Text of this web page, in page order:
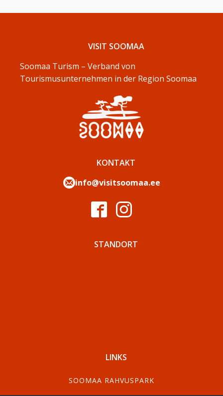
VISIT SOOMAA
Soomaa Turism – Verband von
Tourismusunternehmen in der Region Soomaa
KONTAKT
info@visitsoomaa.ee
STANDORT
LINKS
SOOMAA RAHVUSPARK